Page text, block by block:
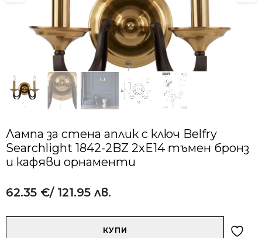
Лампа за стена аплик с ключ Belfry
Searchlight 1842-2BZ 2xE14 тъмен бронз
и кафяви орнаменти
62.35 €/ 121.95 лв.
КУПИ